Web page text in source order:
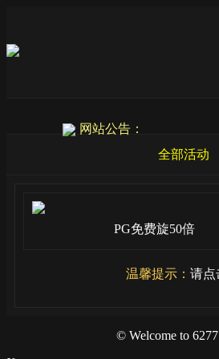
网站公告：
全部活动
PG免费旋50倍
温馨提示： 请点
© Welcome to